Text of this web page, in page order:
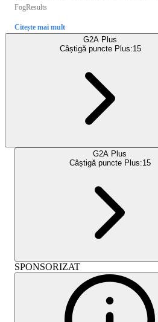
FogResults
Citește mai mult
G2A Plus
Câștigă puncte Plus:15
G2A Plus
Câștigă puncte Plus:15
SPONSORIZAT